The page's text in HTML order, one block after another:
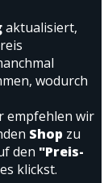
aktualisiert,
wodurch
empfehlen wir
Shop zu
den "Preis-
klickst.